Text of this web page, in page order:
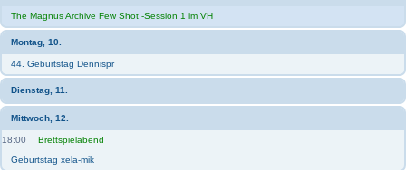
The Magnus Archive Few Shot -Session 1 im VH
Montag, 10.
44. Geburtstag Dennispr
Dienstag, 11.
Mittwoch, 12.
18:00
Brettspielabend
Geburtstag xela-mik